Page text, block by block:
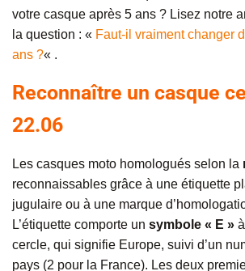
votre casque après 5 ans ? Lisez notre
la question : « Faut-il vraiment changer
ans ?« .
Reconnaître un casque
22.06
Les casques moto homologués selon la
reconnaissables grâce à une étiquette
jugulaire ou à une marque
L’étiquette comporte un symbole « E »
cercle, qui signifie Europe, suivi d’un
pays (2 pour la France). Les deux